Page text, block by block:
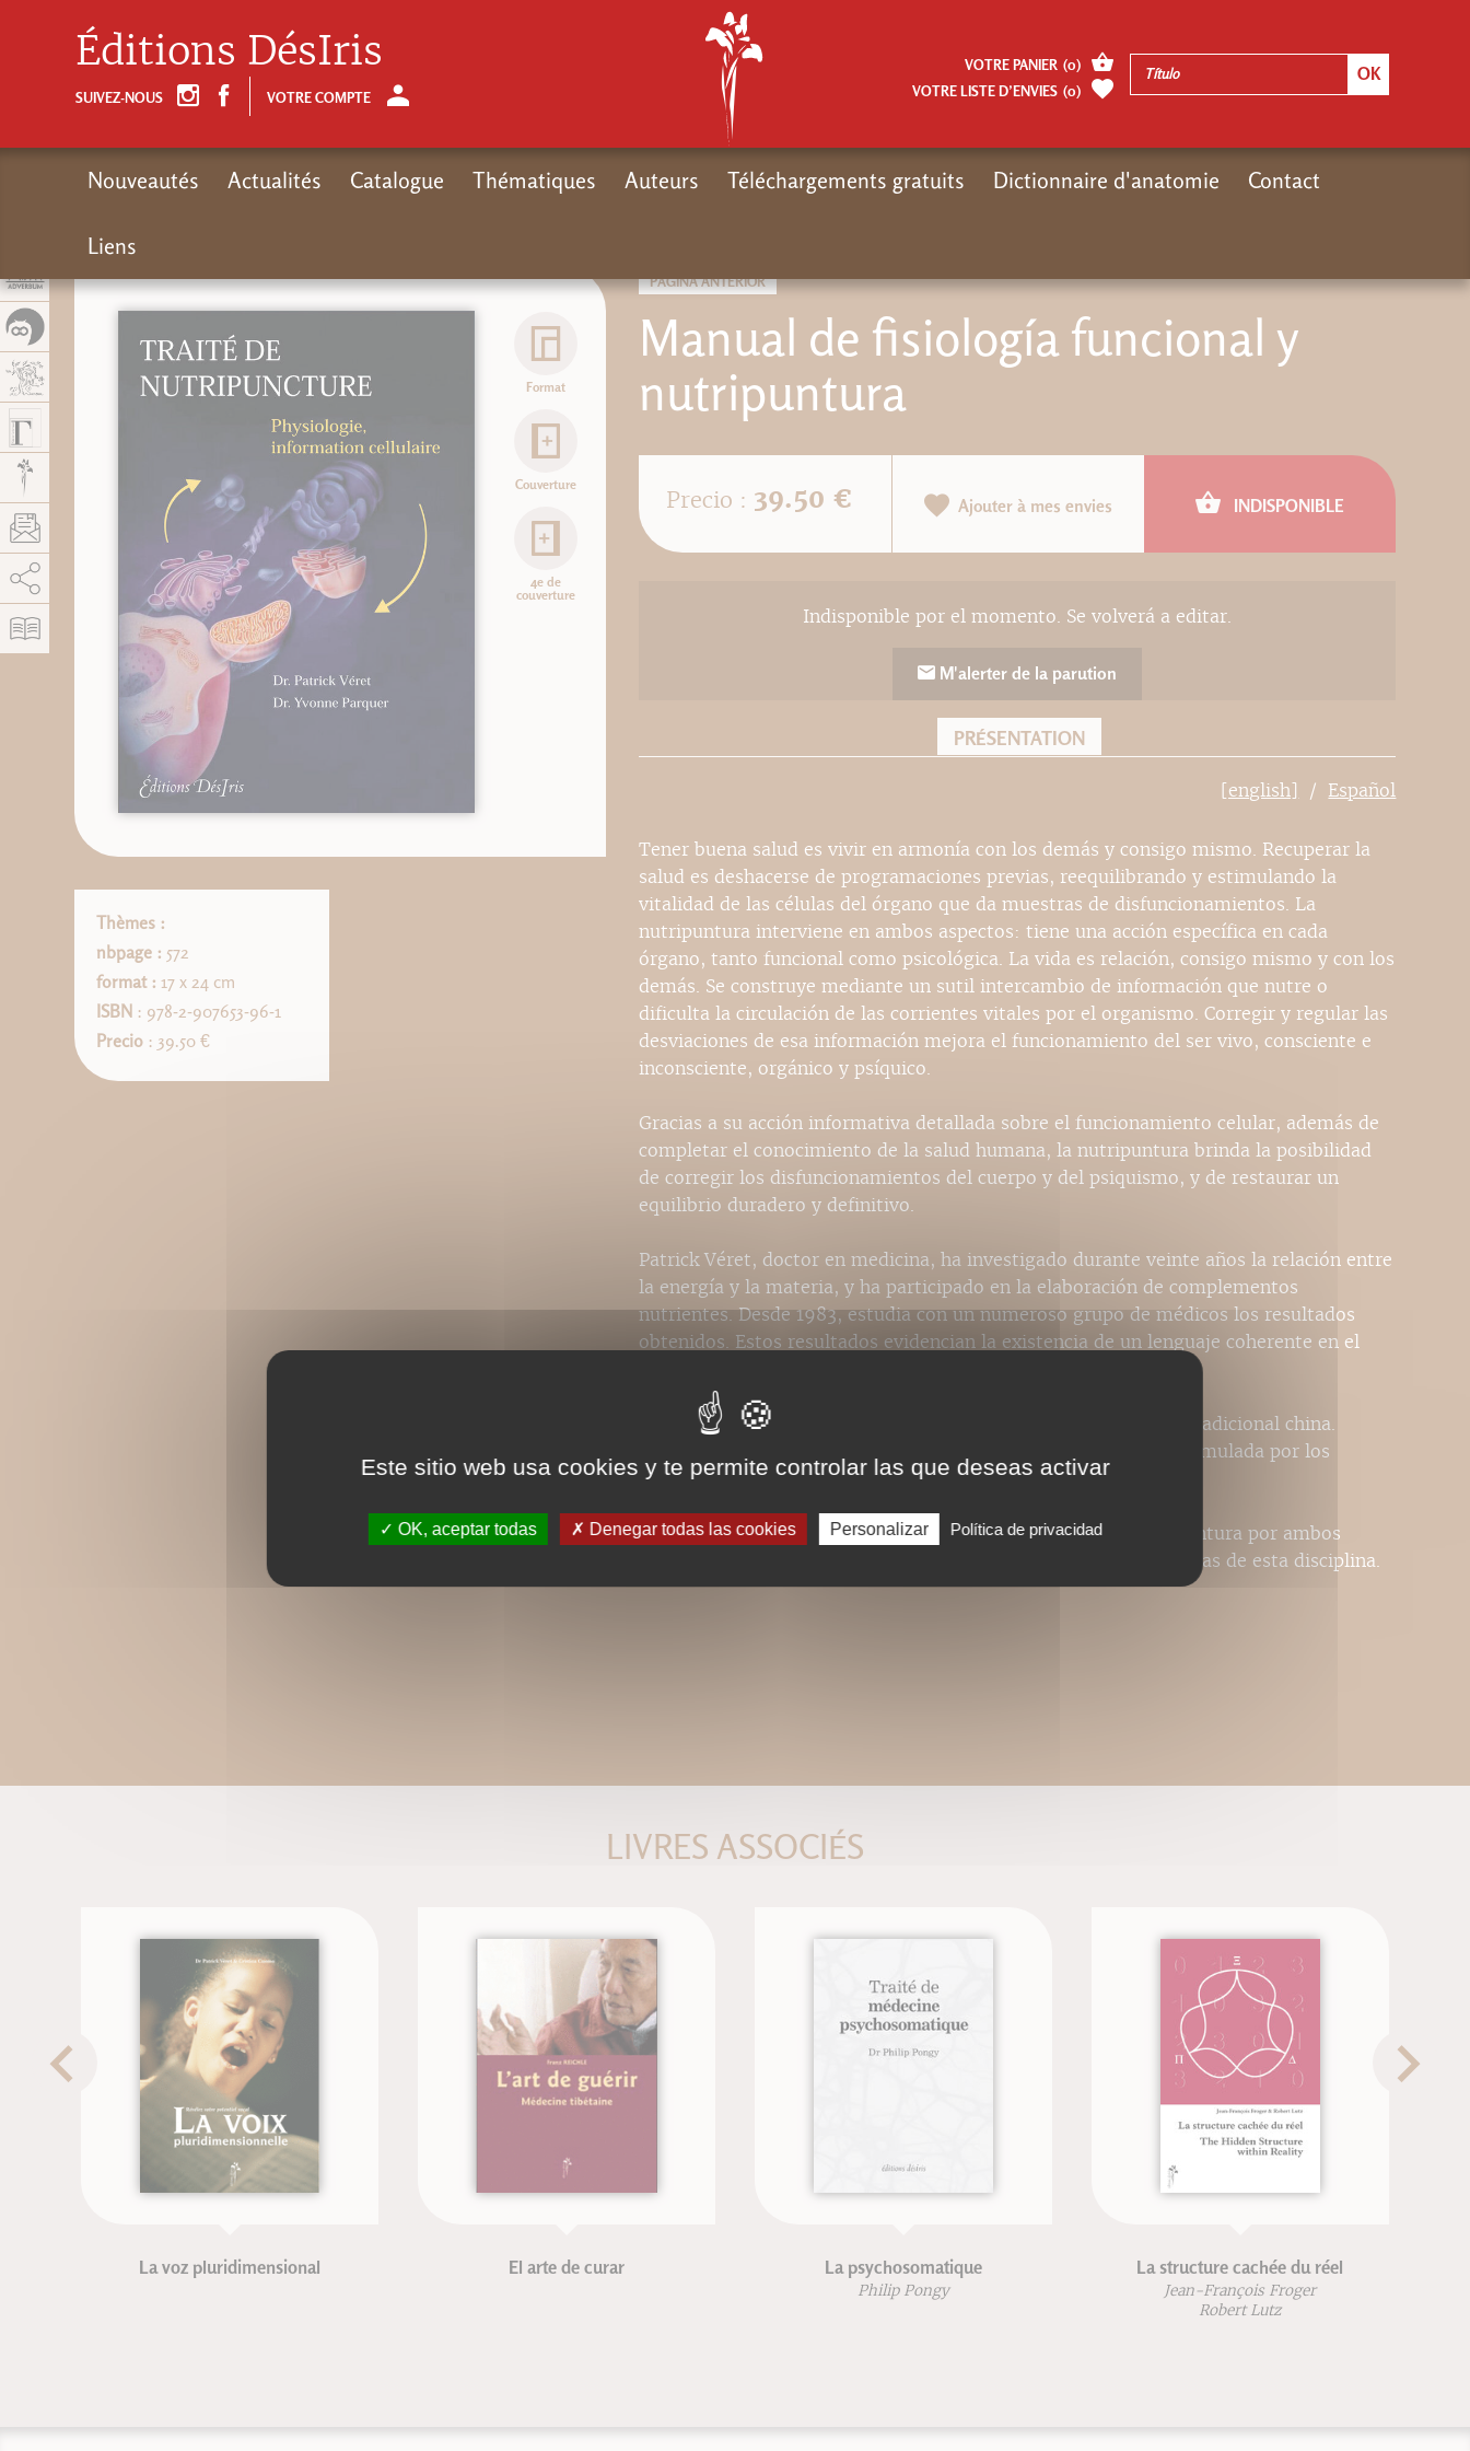
PÁGINA ANTERIOR
Manual de fisiología funcional y
nutripuntura
Format
Couverture
4e de
couverture
Thèmes :
nbpage : 572
format : 17 x 24 cm
ISBN : 978-2-907653-96-1
Precio: 39.50 €
Precio : 39.50 € Ajouter à mes envies INDISPONIBLE
Indisponible por el momento. Se volverá a editar.
M'alerter de la parution
PRÉSENTATION
[english] Español
Tener buena salud es vivir en armonía con los demás y consigo mismo. Recuperar la
salud es deshacerse de programaciones previas, reequilibrando y estimulando la
vitalidad de las células del órgano que da muestras de disfuncionamientos. La
nutripuntura interviene en ambos aspectos: tiene una acción específica en cada
órgano, tanto funcional como psicológica. La vida es relación, consigo mismo y con los
demás. Se construye mediante un sutil intercambio de información que nutre o
dificulta la circulación de las corrientes vitales por el organismo. Corregir y regular las
desviaciones de esa información mejora el funcionamiento del ser vivo, consciente e
inconsciente, orgánico y psíquico.
Gracias a su acción informativa detallada sobre el funcionamiento celular, además de
completar el conocimiento de la salud humana, la nutripuntura brinda la posibilidad
de corregir los disfuncionamientos del cuerpo y del psiquismo, y de restaurar un
equilibrio duradero y definitivo.
Patrick Véret, doctor en medicina, ha investigado durante veinte años la relación entre
la energía y la materia, y ha participado en la elaboración de complementos
nutrientes. Desde 1983, estudia con un numeroso grupo de médicos los resultados
obtenidos. Estos resultados evidencian la existencia de un lenguaje coherente en el
Yvonne Parquer es doctora en medicina y titulada en medicina tradicional china.
Cuenta con varios años de formación médica muy completa, estimulada por los
descubrimientos de la interacción psique/soma.
Este libro es fruto de la enseñanza y del desarrollo de la nutripuntura por ambos
autores. Presenta una síntesis completa de las nociones específicas de esta disciplina.
LIVRES ASSOCIÉS
La voz pluridimensional El arte de curar La psychosomatique
Philip Pongy
La structure cachée du réel
Jean-François Froger
Robert Lutz
Éditions DésIris
SUIVEZ-NOUS VOTRE COMPTE
VOTRE PANIER (0)
VOTRE LISTE D’ENVIES (0)
Nouveautés Actualités Catalogue Thématiques Auteurs Téléchargements gratuits Dictionnaire d'anatomie Contact
Liens
AddThis está deshabilitado. Permitir
Este sitio web usa cookies y te permite controlar las que deseas activar
OK, aceptar todas Denegar todas las cookies Personalizar Política de privacidad